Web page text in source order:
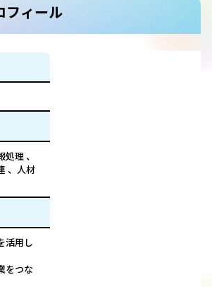
フィール
理 、
、人材
活用し
をつな